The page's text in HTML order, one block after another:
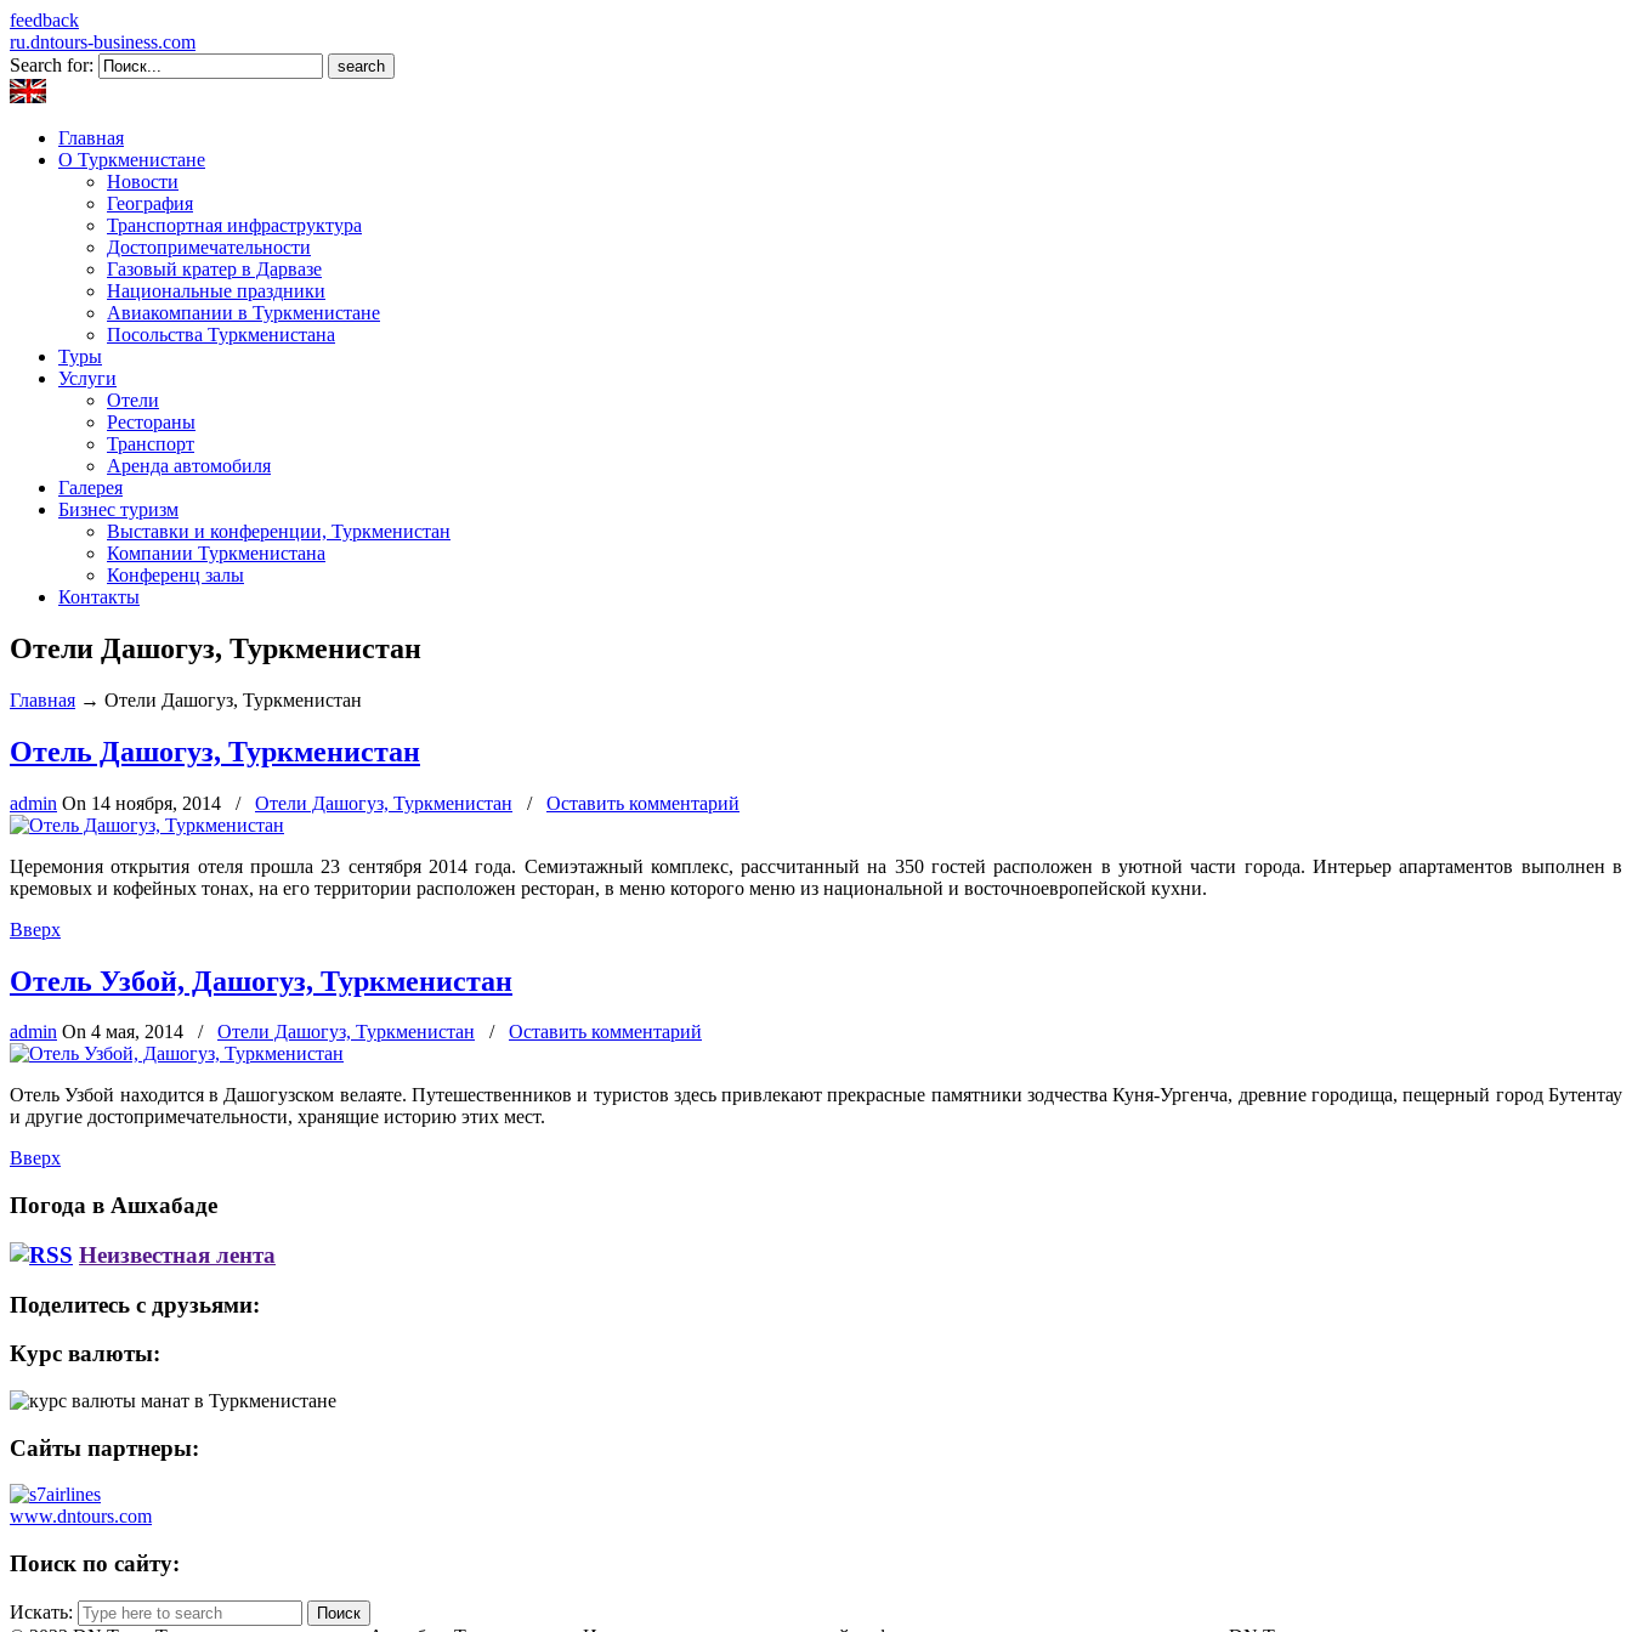
feedback
ru.dntours-business.com
Search for:
Главная
О Туркменистане
Новости
География
Транспортная инфраструктура
Достопримечательности
Газовый кратер в Дарвазе
Национальные праздники
Авиакомпании в Туркменистане
Посольства Туркменистана
Туры
Услуги
Отели
Рестораны
Транспорт
Аренда автомобиля
Галерея
Бизнес туризм
Выставки и конференции, Туркменистан
Компании Туркменистана
Конференц залы
Контакты
Отели Дашогуз, Туркменистан
Главная → Отели Дашогуз, Туркменистан
Отель Дашогуз, Туркменистан
admin On 14 ноября, 2014 / Отели Дашогуз, Туркменистан / Оставить комментарий
Церемония открытия отеля прошла 23 сентября 2014 года. Семиэтажный комплекс, рассчитанный на 350 гостей расположен в уютной части города. Интерьер апартаментов выполнен в
кремовых и кофейных тонах, на его территории расположен ресторан, в меню которого меню из национальной и восточноевропейской кухни.
Вверх
Отель Узбой, Дашогуз, Туркменистан
admin On 4 мая, 2014 / Отели Дашогуз, Туркменистан / Оставить комментарий
Отель Узбой находится в Дашогузском велаяте. Путешественников и туристов здесь привлекают прекрасные памятники зодчества Куня-Ургенча, древние городища, пещерный город Бутентау
и другие достопримечательности, хранящие историю этих мест.
Вверх
Погода в Ашхабаде
Неизвестная лента
Поделитесь с друзьями:
Курс валюты:
Сайты партнеры:
www.dntours.com
Поиск по сайту:
Искать: